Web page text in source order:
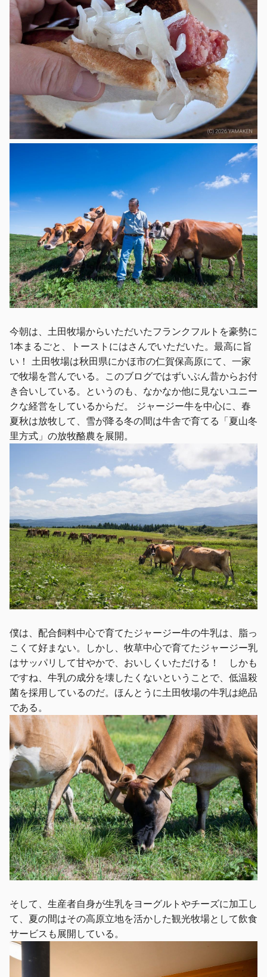
今朝は、土田牧場からいただいたフランクフルトを豪勢に
1本まるごと、トーストにはさんでいただいた。最高に旨
い！ 土田牧場は秋田県にかほ市の仁賀保高原にて、一家
で牧場を営んでいる。このブログではずいぶん昔からお付
き合いしている。というのも、なかなか他に見ないユニー
クな経営をしているからだ。 ジャージー牛を中心に、春
夏秋は放牧して、雪が降る冬の間は牛舎で育てる「夏山冬
里方式」の放牧酪農を展開。
僕は、配合飼料中心で育てたジャージー牛の牛乳は、脂っ
こくて好まない。しかし、牧草中心で育てたジャージー乳
はサッパリして甘やかで、おいしくいただける！ しかも
ですね、牛乳の成分を壊したくないということで、低温殺
菌を採用しているのだ。ほんとうに土田牧場の牛乳は絶品
である。
そして、生産者自身が生乳をヨーグルトやチーズに加工し
て、夏の間はその高原立地を活かした観光牧場として飲食
サービスも展開している。